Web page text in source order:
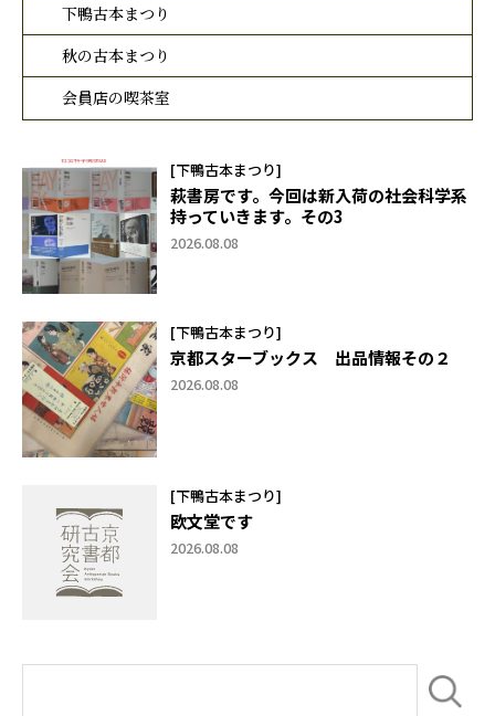
下鴨古本まつり
秋の古本まつり
会員店の喫茶室
[下鴨古本まつり]
萩書房です。今回は新入荷の社会科学系
持っていきます。その3
2026.08.08
[下鴨古本まつり]
京都スターブックス 出品情報その２
2026.08.08
[下鴨古本まつり]
欧文堂です
2026.08.08